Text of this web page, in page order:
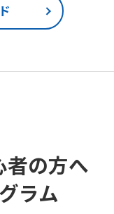
者の方へ
ラム